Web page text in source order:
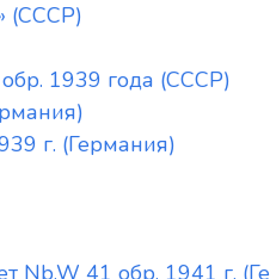
(СССР)
1939 года (СССР)
г. (Германия)
Nb.W 41 обр. 1941 г.